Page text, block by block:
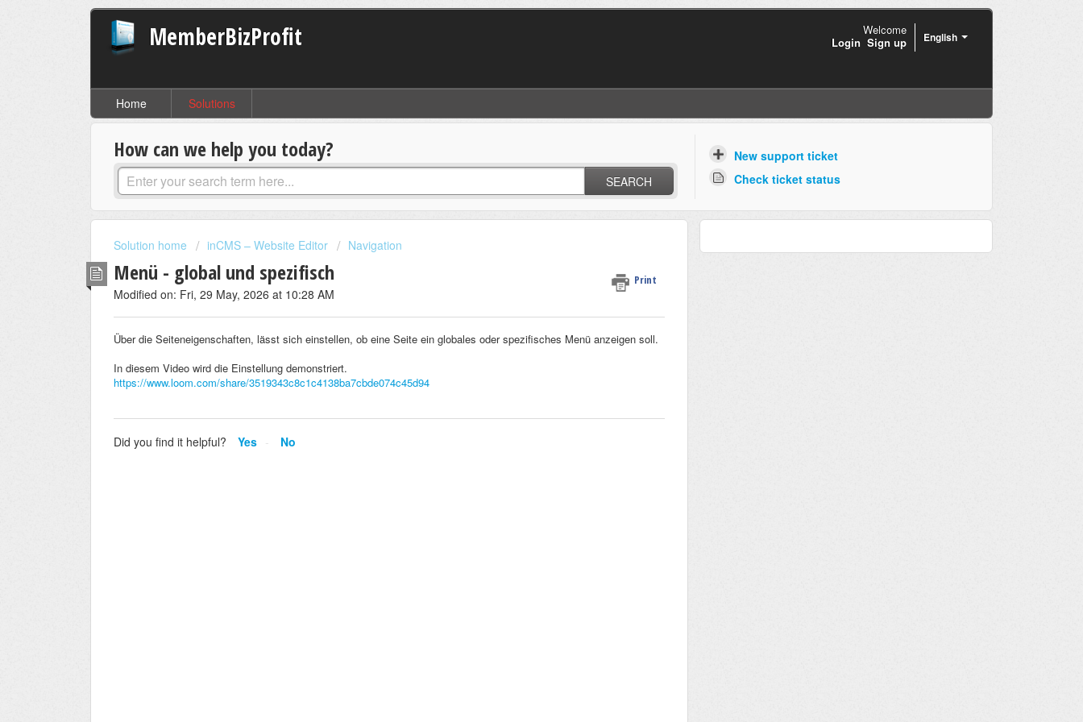
MemberBizProfit English
Welcome
Login Sign up
Home Solutions
How can we help you today?
SEARCH
New support ticket
Check ticket status
Solution home inCMS – Website Editor Navigation
Menü - global und spezifisch Print
Modified on: Fri, 29 May, 2026 at 10:28 AM
Über die Seiteneigenschaften, lässt sich einstellen, ob eine Seite ein globales oder spezifisches Menü anzeigen soll.
In diesem Video wird die Einstellung demonstriert.
https://www.loom.com/share/3519343c8c1c4138ba7cbde074c45d94
Did you find it helpful? Yes No